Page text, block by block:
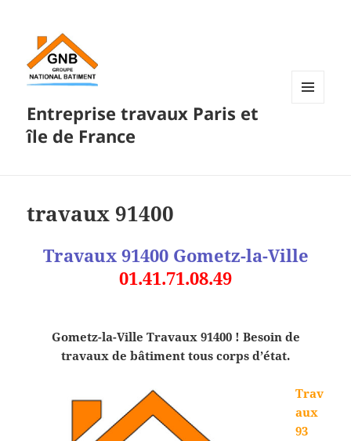
Entreprise travaux Paris et
île de France
travaux 91400
Travaux 91400 Gometz-la-Ville
01.41.71.08.49
Gometz-la-Ville Travaux 91400 ! Besoin de
travaux de bâtiment tous corps d’état.
Trav
aux
93